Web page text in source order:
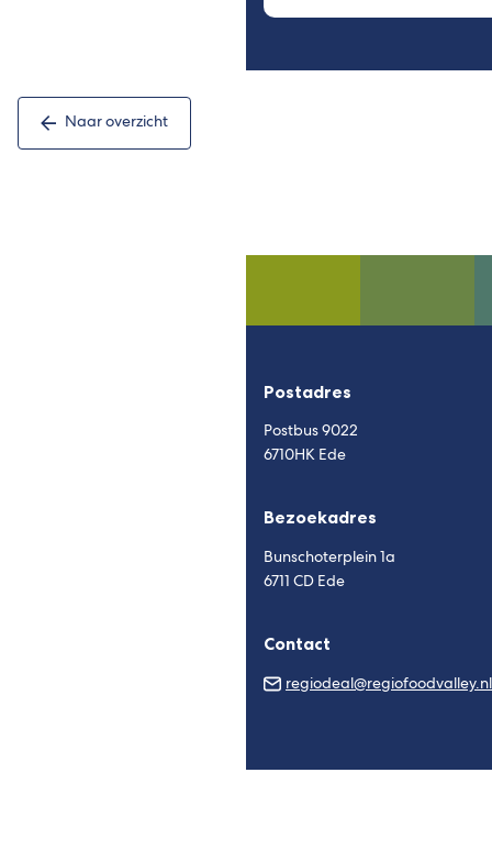
Naar overzicht
Postadres
Postbus 9022
6710HK Ede
Bezoekadres
Bunschoterplein 1a
6711 CD Ede
Contact
regiodeal@regiofoodvalley.nl